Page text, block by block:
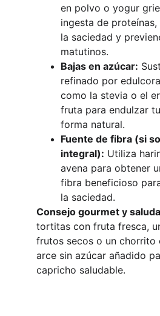
en polvo o yogur
ingesta de
la saciedad y
matutinos.
Bajas en azúcar:
refinado por
como la stevia o el
fruta para endulzar
forma natural.
Fuente de fibra (si
integral): Utiliza
avena para obtener
fibra beneficioso
la saciedad.
Consejo gourmet y
tortitas con fruta fresca,
frutos secos o un chorrito
arce sin azúcar añadido
capricho saludable.